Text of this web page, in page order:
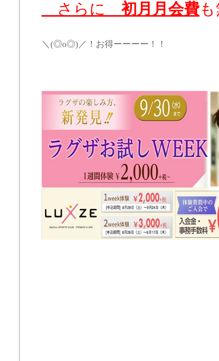
さらに初月月会費
＼(◎o◎)／！お得ーーーー！！